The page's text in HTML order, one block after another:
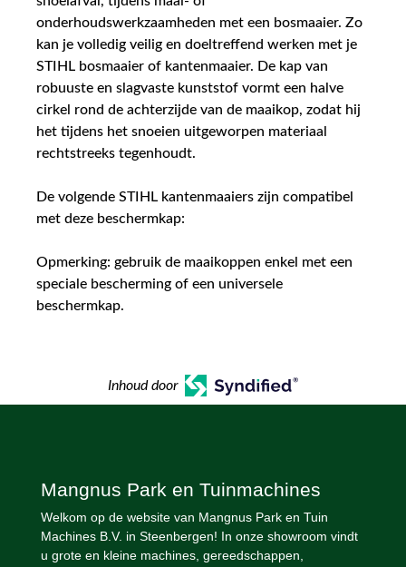
onderhoudswerkzaamheden met een bosmaaier. Zo
kan je volledig veilig en doeltreffend werken met je
STIHL bosmaaier of kantenmaaier. De kap van
robuuste en slagvaste kunststof vormt een halve
cirkel rond de achterzijde van de maaikop, zodat hij
het tijdens het snoeien uitgeworpen materiaal
rechtstreeks tegenhoudt.
De volgende STIHL kantenmaaiers zijn compatibel
met deze beschermkap:
Opmerking: gebruik de maaikoppen enkel met een
speciale bescherming of een universele
beschermkap.
Inhoud door
Mangnus Park en Tuinmachines
Welkom op de website van Mangnus Park en Tuin
Machines B.V. in Steenbergen! In onze showroom vindt
u grote en kleine machines, gereedschappen,